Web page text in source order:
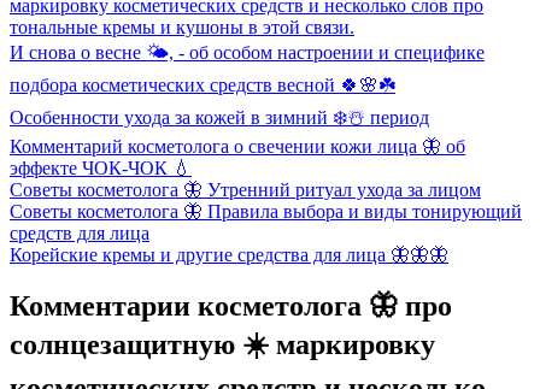
маркировку косметических средств и несколько слов про
тональные кремы и кушоны в этой связи.
И снова о весне 🌤, - об особом настроении и специфике
подбора косметических средств весной 🍀🌸☘️
Особенности ухода за кожей в зимний ❄️☃️ период
Комментарий косметолога о свечении кожи лица 🦋 об
эффекте ЧОК-ЧОК 💧
Советы косметолога 🦋 Утренний ритуал ухода за лицом
Советы косметолога 🦋 Правила выбора и виды тонирующий
средств для лица
Корейские кремы и другие средства для лица 🦋🦋🦋
Комментарии косметолога 🦋 про
солнцезащитную ☀️ маркировку